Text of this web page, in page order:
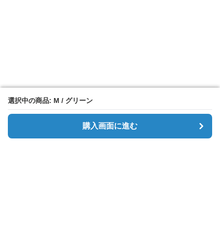
選択中の商品: M / グリーン
購入画面に進む
選択中の商品: M / グリーン
購入画面に進む